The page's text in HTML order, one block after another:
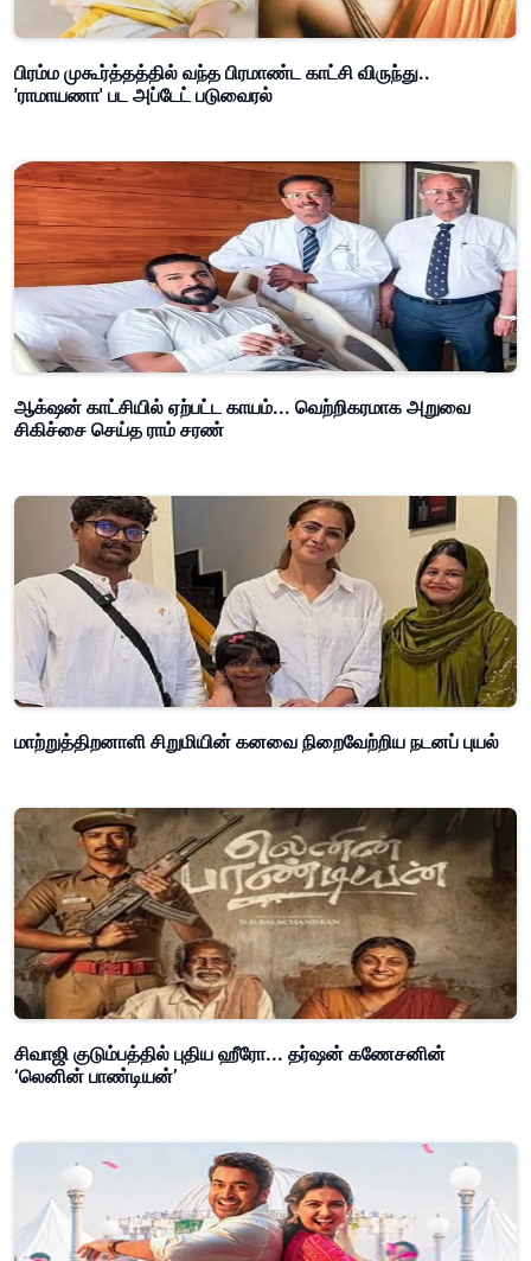
பிரம்ம முகூர்த்தத்தில் வந்த பிரமாண்ட காட்சி விருந்து..
'ராமாயணா' பட அப்டேட் படுவைரல்
ஆக்‌ஷன் காட்சியில் ஏற்பட்ட காயம்... வெற்றிகரமாக அறுவை
சிகிச்சை செய்த ராம் சரண்
மாற்றுத்திறனாளி சிறுமியின் கனவை நிறைவேற்றிய நடனப் புயல்
சிவாஜி குடும்பத்தில் புதிய ஹீரோ... தர்ஷன் கணேசனின்
‘லெனின் பாண்டியன்’